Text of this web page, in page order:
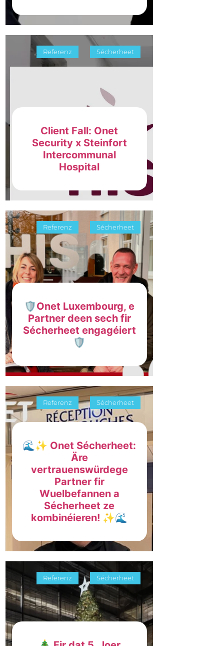
Referenz Sécherheet
Client Fall: Onet
Security x Steinfort
Intercommunal
Hospital
Referenz Sécherheet
🛡️Onet Luxembourg, e
Partner deen sech fir
Sécherheet engagéiert
🛡️
Referenz Sécherheet
🌊✨ Onet Sécherheet:
Äre
vertrauenswürdege
Partner fir
Wuelbefannen a
Sécherheet ze
kombinéieren! ✨🌊
Referenz Sécherheet